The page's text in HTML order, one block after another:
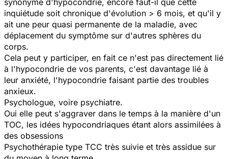
inquiétude soit chronique d'évolution > 6 mois, et qu'il y
ait une peur quasi permanente de la maladie, avec
déplacement du symptôme sur d'autres sphères du
corps.
Cela peut y participer, en fait ce n'est pas directement lié
à l'hypocondrie de vos parents, c'est davantage lié à
leur anxiété, l'hypocondrie faisant partie des troubles
anxieux.
Psychologue, voire psychiatre.
Oui elle peut s'aggraver dans le temps à la manière d'un
TOC, les idées hypocondriaques étant alors assimilées à
des obsessions
Psychothérapie type TCC très suivie et très assidue sur